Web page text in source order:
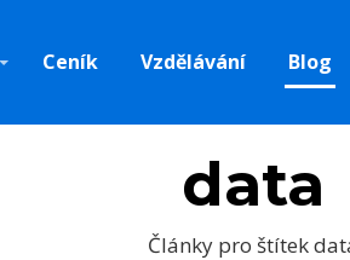
Ceník Vzdělávání Blog
data
Články pro štítek